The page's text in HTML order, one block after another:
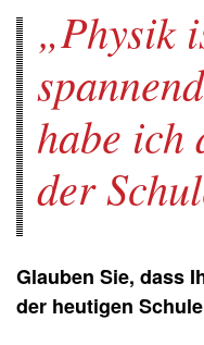
Physik
habe ich
der
Glauben Sie, dass
der heutigen